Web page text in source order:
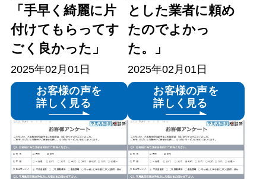
「手早く綺麗に片
付けてもらってす
ごく良かった」
2025年02月01日
お客様の声を
詳しく見る
とした業者に頼め
たのでよかっ
た。」
2025年02月01日
お客様の声を
詳しく見る